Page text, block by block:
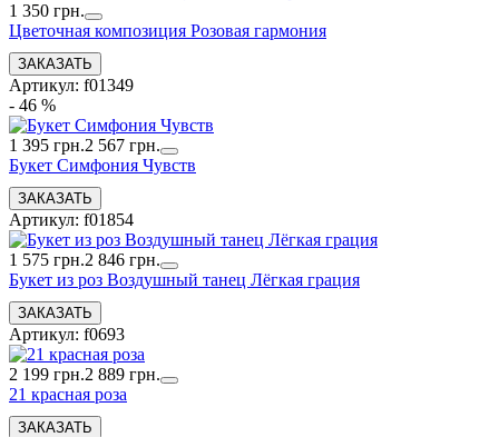
1 350 грн.
Цветочная композиция Розовая гармония
Артикул: f01349
- 46 %
1 395 грн.2 567 грн.
Букет Симфония Чувств
Артикул: f01854
1 575 грн.2 846 грн.
Букет из роз Воздушный танец Лёгкая грация
Артикул: f0693
2 199 грн.2 889 грн.
21 красная роза